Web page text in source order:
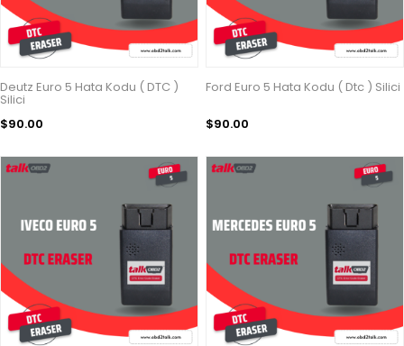
Deutz Euro 5 Hata Kodu ( DTC )
Silici
$90.00
Ford Euro 5 Hata Kodu ( Dtc ) Silici
$90.00